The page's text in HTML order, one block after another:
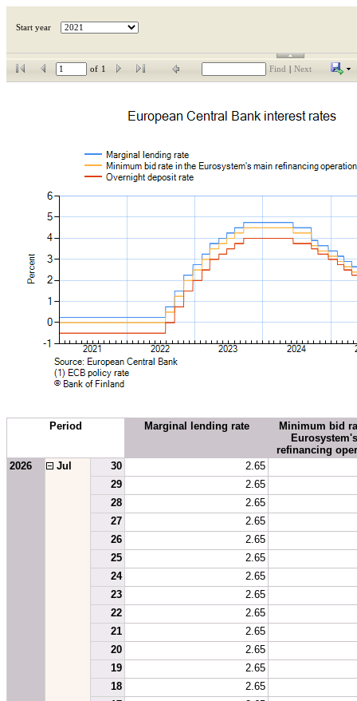
Start year
of 1 Find Next
Period Marginal lending rate
Minimum bid
refinancing
2026
Jul 30
2.65
29
2.65
28
2.65
27
2.65
26
2.65
25
2.65
24
2.65
23
2.65
22
2.65
21
2.65
20
2.65
19
2.65
18
2.65